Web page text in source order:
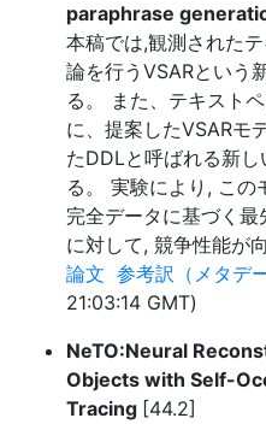
paraphrase
本稿では,観測された
論を行うVSARという
る。 また、テキスト
に、提案したVSARモ
たDDLと呼ばれる新
る。 実験により, この
完全データに基づく
に対して, 競争性能が
論文 参考訳（メタデー
21:03:14 GMT)
NeTO:Neural
Objects with Self-
Tracing [44.2]